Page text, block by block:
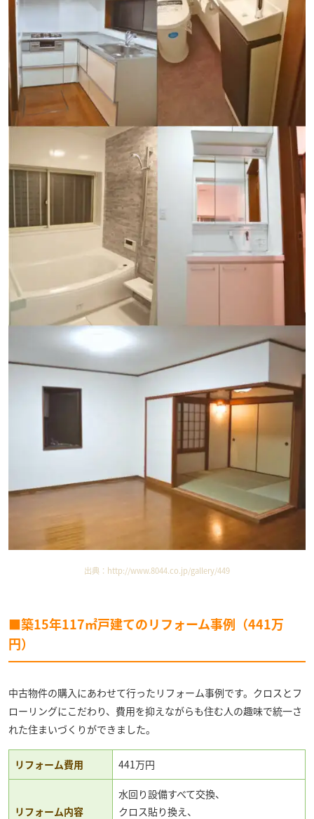
出典： http://www.8044.co.jp/gallery/449
■築15年117㎡戸建てのリフォーム事例（441万
円）
中古物件の購入にあわせて行ったリフォーム事例です。クロスとフ
ローリングにこだわり、費用を抑えながらも住む人の趣味で統一さ
れた住まいづくりができました。
リフォーム費用 441万円
リフォーム内容
水回り設備すべて交換、
クロス貼り換え、